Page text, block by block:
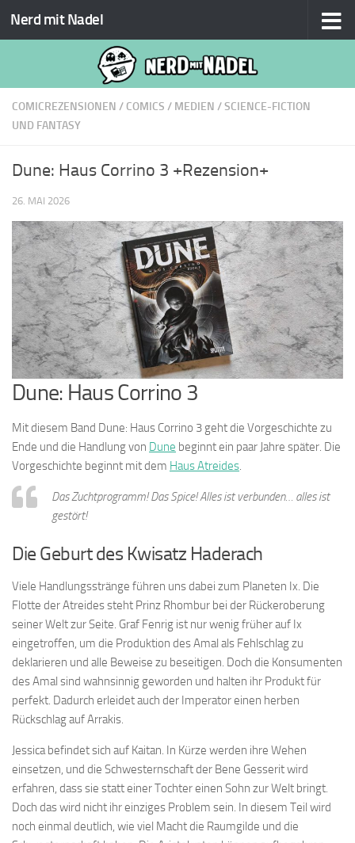
Zum Inhalt springen
Nerd mit Nadel
COMICREZENSIONEN / COMICS / MEDIEN /SCIENCE-FICTION
UND FANTASY
Dune: Haus Corrino 3 +Rezension+
26. MAI 2026
Dune: Haus Corrino 3
Mit diesem Band Dune: Haus Corrino 3 geht die Vorgeschichte zu
Ende und die Handlung von Dune beginnt ein paar Jahre später. Die
Vorgeschichte beginnt mit dem Haus Atreides.
Das Zuchtprogramm! Das Spice! Alles ist verbunden… alles ist
gestört!
Die Geburt des Kwisatz Haderach
Viele Handlungsstränge führen uns dabei zum Planeten Ix. Die
Flotte der Atreides steht Prinz Rhombur bei der Rückeroberung
seiner Welt zur Seite. Graf Fenrig ist nur wenig früher auf Ix
eingetroffen, um die Produktion des Amal als Fehlschlag zu
deklarieren und alle Beweise zu beseitigen. Doch die Konsumenten
des Amal sind wahnsinnig geworden und halten ihr Produkt für
perfekt. Dadurch erleidet auch der Imperator einen herben
Rückschlag auf Arrakis.
Jessica befindet sich auf Kaitan. In Kürze werden ihre Wehen
einsetzen, und die Schwesternschaft der Bene Gesserit wird
erfahren, dass sie statt einer Tochter einen Sohn zur Welt bringt.
Doch das wird nicht ihr einziges Problem sein. In diesem Teil wird
noch einmal deutlich, wie viel Macht die Raumgilde und die